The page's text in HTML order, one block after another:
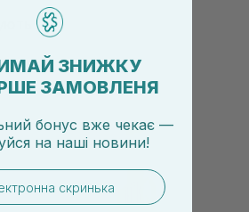
ЗНИЖКУ
ЗАМОВЛЕНЯ
бонус вже чекає —
на наші новини!